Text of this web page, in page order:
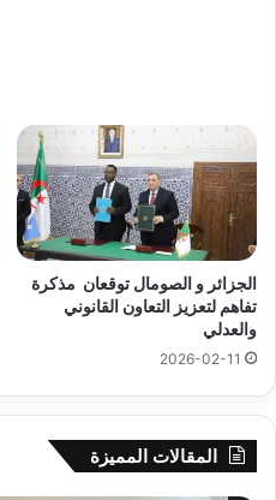
الجزائر و الصومال توقعان مذكرة
تفاهم لتعزيز التعاون القانوني
والعدلي
2026-02-11
المقالات المميزة